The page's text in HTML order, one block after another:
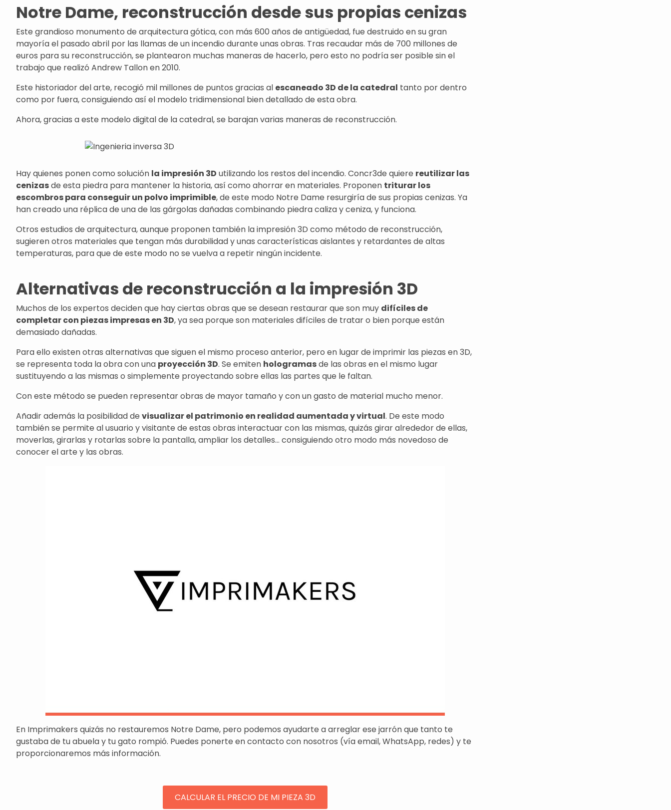
Notre Dame, reconstrucción desde sus propias cenizas
Este grandioso monumento de arquitectura gótica, con más 600 años de antigüedad, fue destruido en su gran
mayoría el pasado abril por las llamas de un incendio durante unas obras. Tras recaudar más de 700 millones de
euros para su reconstrucción, se plantearon muchas maneras de hacerlo, pero esto no podría ser posible sin el
trabajo que realizó Andrew Tallon en 2010.
Este historiador del arte, recogió mil millones de puntos gracias al escaneado 3D de la catedral tanto por dentro
como por fuera, consiguiendo así el modelo tridimensional bien detallado de esta obra.
Ahora, gracias a este modelo digital de la catedral, se barajan varias maneras de reconstrucción.
Hay quienes ponen como solución la impresión 3D utilizando los restos del incendio. Concr3de quiere reutilizar las
cenizasde esta piedra para mantener la historia, así como ahorrar en materiales. Proponen triturar los
escombros para conseguir un polvo imprimible, de este modo Notre Dame resurgiría de sus propias cenizas. Ya
han creado una réplica de una de las gárgolas dañadas combinando piedra caliza y ceniza, y funciona.
Otros estudios de arquitectura, aunque proponen también la impresión 3D como método de reconstrucción,
sugieren otros materiales que tengan más durabilidad y unas características aislantes y retardantes de altas
temperaturas, para que de este modo no se vuelva a repetir ningún incidente.
Alternativas de reconstrucción a la impresión 3D
Muchos de los expertos deciden que hay ciertas obras que se desean restaurar que son muy difíciles de
completar con piezas impresas en 3D, ya sea porque son materiales difíciles de tratar o bien porque están
demasiado dañadas.
Para ello existen otras alternativas que siguen el mismo proceso anterior, pero en lugar de imprimir las piezas en 3D,
se representa toda la obra con una proyección 3D. Se emiten hologramasde las obras en el mismo lugar
sustituyendo a las mismas o simplemente proyectando sobre ellas las partes que le faltan.
Con este método se pueden representar obras de mayor tamaño y con un gasto de material mucho menor.
Añadir además la posibilidad de visualizar el patrimonio en realidad aumentada y virtual. De este modo
también se permite al usuario y visitante de estas obras interactuar con las mismas, quizás girar alrededor de ellas,
moverlas, girarlas y rotarlas sobre la pantalla, ampliar los detalles… consiguiendo otro modo más novedoso de
conocer el arte y las obras.
En Imprimakers quizás no restauremos Notre Dame, pero podemos ayudarte a arreglar ese jarrón que tanto te
gustaba de tu abuela y tu gato rompió. Puedes ponerte en contacto con nosotros (vía email, WhatsApp, redes) y te
proporcionaremos más información.
CALCULAR EL PRECIO DE MI PIEZA 3D